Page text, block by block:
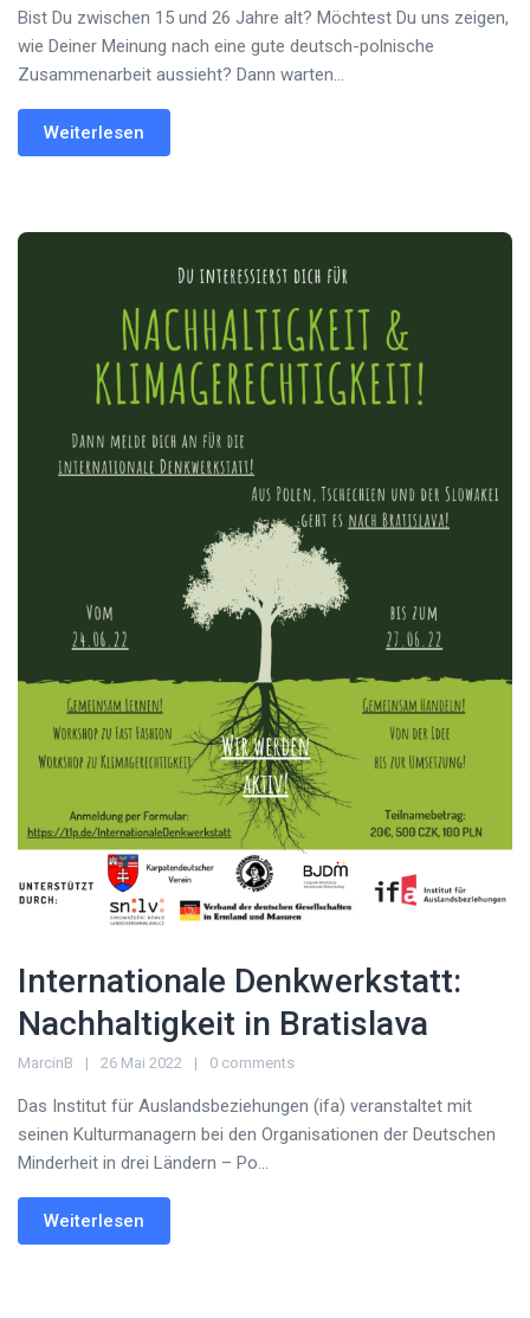
Bist Du zwischen 15 und 26 Jahre alt? Möchtest Du uns zeigen,
wie Deiner Meinung nach eine gute deutsch-polnische
Zusammenarbeit aussieht? Dann warten...
Weiterlesen
Internationale Denkwerkstatt:
Nachhaltigkeit in Bratislava
MarcinB 26 Mai 2022 0 comments
Das Institut für Auslandsbeziehungen (ifa) veranstaltet mit
seinen Kulturmanagern bei den Organisationen der Deutschen
Minderheit in drei Ländern – Po...
Weiterlesen